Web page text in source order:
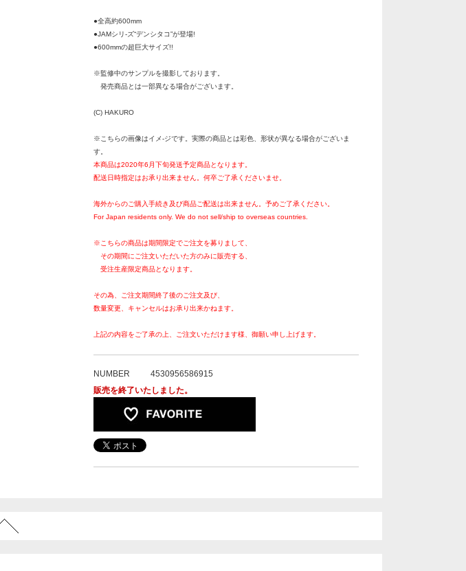
●全高約600mm
●JAMシリ-ズ“デンシタコ”が登場!
●600mmの超巨大サイズ!!
※監修中のサンプルを撮影しております。
発売商品とは一部異なる場合がございます。
(C) HAKURO
※こちらの画像はイメ-ジです。実際の商品とは彩色、形状が異なる場合がございま
す。
本商品は2020年6月下旬発送予定商品となります。
配送日時指定はお承り出来ません。何卒ご了承くださいませ。
海外からのご購入手続き及び商品ご配送は出来ません。予めご了承ください。
For Japan residents only. We do not sell/ship to overseas countries.
※こちらの商品は期間限定でご注文を募りまして、
その期間にご注文いただいた方のみに販売する、
受注生産限定商品となります。
その為、ご注文期間終了後のご注文及び、
数量変更、キャンセルはお承り出来かねます。
上記の内容をご了承の上、ご注文いただけます様、御願い申し上げます。
NUMBER
4530956586915
販売を終了いたしました。